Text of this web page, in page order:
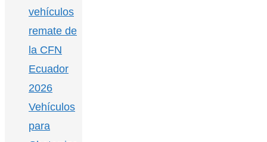
vehículos
remate de
la CFN
Ecuador
2026
Vehículos
para